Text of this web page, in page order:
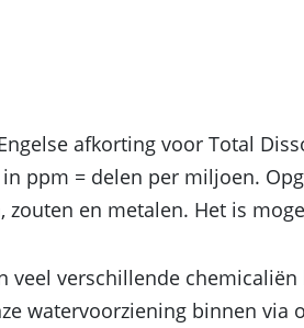
afkorting voor Total
ppm = delen per miljoen.
zouten en metalen. Het is
veel verschillende
watervoorziening binnen via